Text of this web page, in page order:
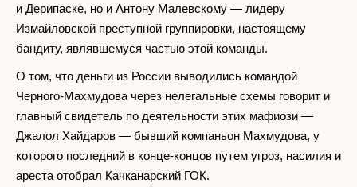
и Дерипаске, но и Антону Малевскому — лидеру
Измайловской преступной группировки, настоящему
бандиту, являвшемуся частью этой команды.
О том, что деньги из России выводились командой
Черного-Махмудова через нелегальные схемы говорит и
главный свидетель по деятельности этих мафиози —
Джалол Хайдаров — бывший компаньон Махмудова, у
которого последний в конце-концов путем угроз, насилия и
ареста отобрал Качканарский ГОК.